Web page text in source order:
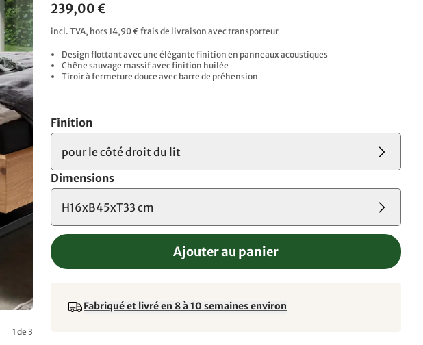
1 de 3
239,00 €
incl. TVA, hors 14,90 € frais de livraison avec transporteur
Design flottant avec une élégante finition en panneaux acoustiques
Chêne sauvage massif avec finition huilée​
Tiroir à fermeture douce avec barre de préhension
Finition
pour le côté droit du lit
Dimensions
H16xB45xT33 cm
Ajouter au panier
Fabriqué et livré en 8 à 10 semaines environ